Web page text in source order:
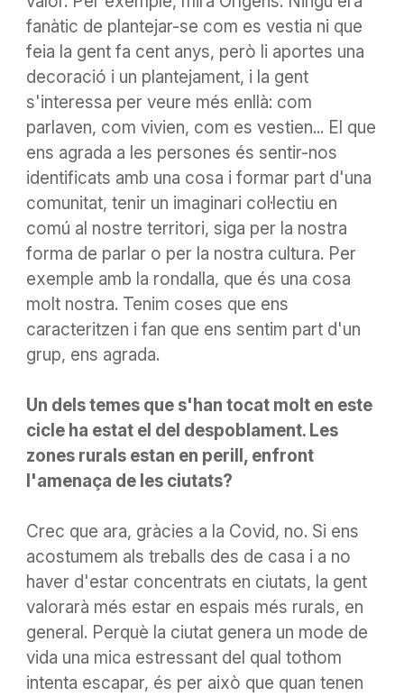
fanàtic de plantejar-se com es vestia ni que
feia la gent fa cent anys, però li aportes una
decoració i un plantejament, i la gent
s'interessa per veure més enllà: com
parlaven, com vivien, com es vestien... El que
ens agrada a les persones és sentir-nos
identificats amb una cosa i formar part d'una
comunitat, tenir un imaginari col·lectiu en
comú al nostre territori, siga per la nostra
forma de parlar o per la nostra cultura. Per
exemple amb la rondalla, que és una cosa
molt nostra. Tenim coses que ens
caracteritzen i fan que ens sentim part d'un
grup, ens agrada.
Un dels temes que s'han tocat molt en este
cicle ha estat el del despoblament. Les
zones rurals estan en perill, enfront
l'amenaça de les ciutats?
Crec que ara, gràcies a la Covid, no. Si ens
acostumem als treballs des de casa i a no
haver d'estar concentrats en ciutats, la gent
valorarà més estar en espais més rurals, en
general. Perquè la ciutat genera un mode de
vida una mica estressant del qual tothom
intenta escapar, és per això que quan tenen